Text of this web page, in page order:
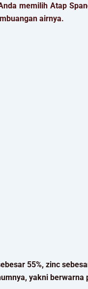
memilih Atap
airnya.
55%, zinc
yakni berwarna